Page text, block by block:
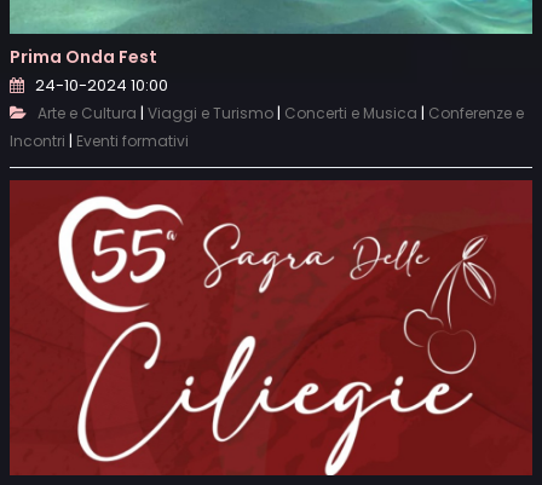
Prima Onda Fest
24-10-2024 10:00
Arte e Cultura | Viaggi e Turismo| Concerti e Musica | Conferenze e
Incontri | Eventi formativi